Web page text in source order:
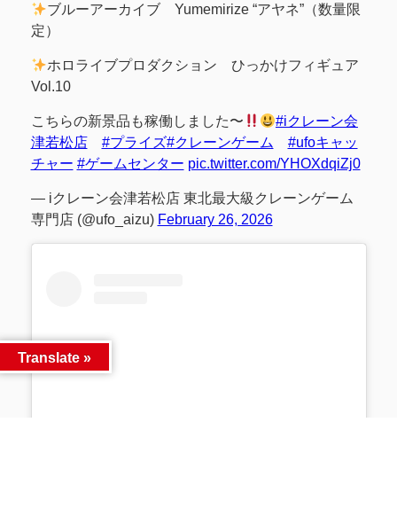
ブルーアーカイブ Yumemirize “アヤネ”（数量限
定）
ホロライブプロダクション ひっかけフィギュア
Vol.10
こちらの新景品も稼働しました〜
#iクレーン会
津若松店
#プライズ#クレーンゲーム
#ufoキャッ
チャー #ゲームセンター pic.twitter.com/YHOXdqiZj0
— iクレーン会津若松店 東北最大級クレーンゲーム
専門店 (@ufo_aizu) February 26, 2026
Translate »